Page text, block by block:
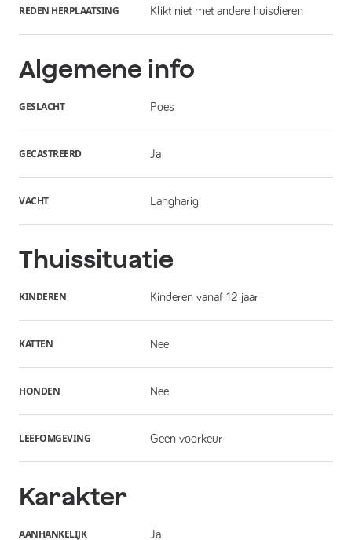
REDEN HERPLAATSING Klikt niet met andere huisdieren
Algemene info
GESLACHT Poes
GECASTREERD Ja
VACHT Langharig
Thuissituatie
KINDEREN Kinderen vanaf 12 jaar
KATTEN Nee
HONDEN Nee
LEEFOMGEVING Geen voorkeur
Karakter
AANHANKELIJK Ja